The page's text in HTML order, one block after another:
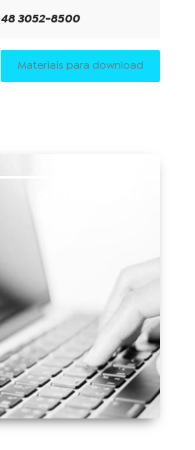
48 3052-8500
Materiais para download